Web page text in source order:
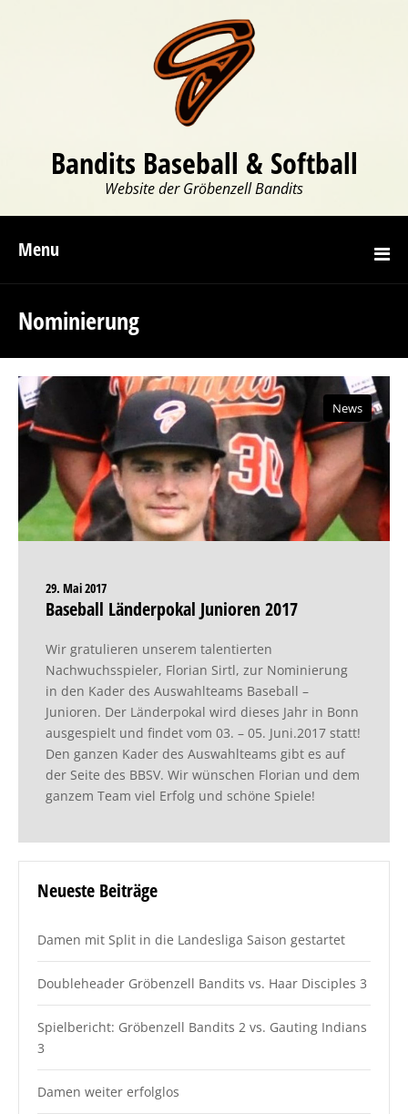
Bandits Baseball & Softball
Website der Gröbenzell Bandits
Menu
Nominierung
News
29. Mai 2017
Baseball Länderpokal Junioren 2017
Wir gratulieren unserem talentierten
Nachwuchsspieler, Florian Sirtl, zur Nominierung
in den Kader des Auswahlteams Baseball –
Junioren. Der Länderpokal wird dieses Jahr in Bonn
ausgespielt und findet vom 03. – 05. Juni.2017 statt!
Den ganzen Kader des Auswahlteams gibt es auf
der Seite des BBSV. Wir wünschen Florian und dem
ganzem Team viel Erfolg und schöne Spiele!
Neueste Beiträge
Damen mit Split in die Landesliga Saison gestartet
Doubleheader Gröbenzell Bandits vs. Haar Disciples 3
Spielbericht: Gröbenzell Bandits 2 vs. Gauting Indians
3
Damen weiter erfolglos